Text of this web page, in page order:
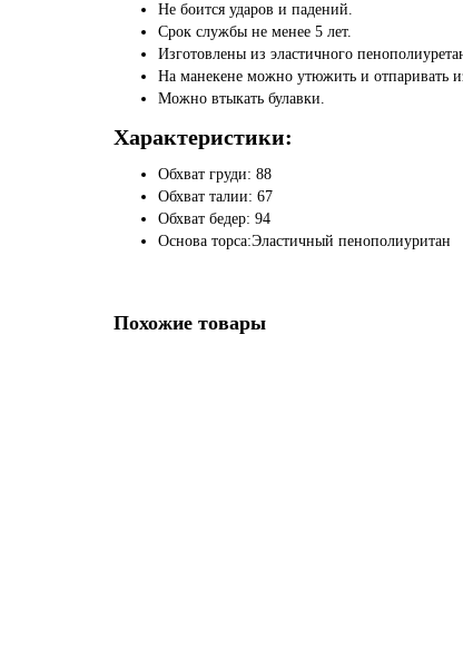
Не боится ударов и падений.
Срок службы не менее 5 лет.
Изготовлены из эластичного
На манекене можно утюжить и отпаривать
Можно втыкать булавки.
Характеристики:
Обхват груди: 88
Обхват талии: 67
Обхват бедер: 94
Основа торса:Эластичный пенополиуритан
Похожие товары